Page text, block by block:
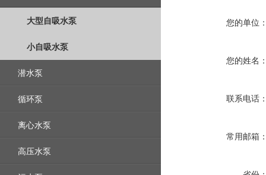
大型自吸水泵
小自吸水泵
潜水泵
循环泵
离心水泵
高压水泵
您的单位
您的姓名
联系电话
常用邮箱